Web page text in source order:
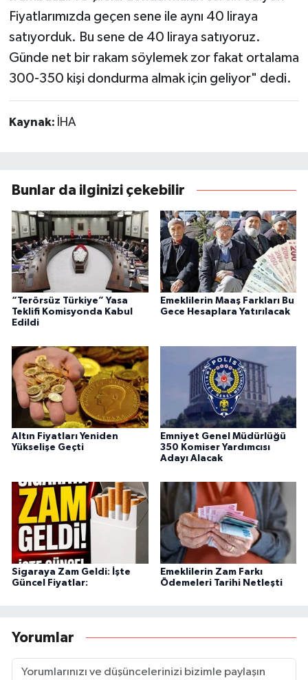
Fiyatlarımızda geçen sene ile aynı 40 liraya
satıyorduk. Bu sene de 40 liraya satıyoruz.
Günde net bir rakam söylemek zor fakat ortalama
300-350 kişi dondurma almak için geliyor" dedi.
Kaynak: İHA
Bunlar da ilginizi çekebilir
“Terörsüz Türkiye” Yasa
Teklifi Komisyonda Kabul
Edildi
Emeklilerin Maaş Farkları Bu
Gece Hesaplara Yatırılacak
Altın Fiyatları Yeniden
Yükselişe Geçti
Emniyet Genel Müdürlüğü
350 Komiser Yardımcısı
Adayı Alacak
Sigaraya Zam Geldi: İşte
Güncel Fiyatlar:
Emeklilerin Zam Farkı
Ödemeleri Tarihi Netleşti
Yorumlar